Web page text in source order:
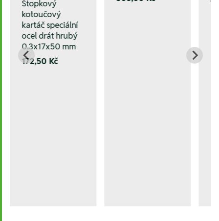
Stopkový
kotoučový
kartáč speciální
ocel drát hrubý
0.3x17x50 mm
172,50 Kč